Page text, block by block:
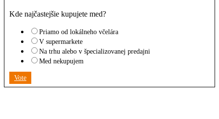
Kde najčastejšie kupujete med?
Priamo od lokálneho včelára
V supermarkete
Na trhu alebo v špecializovanej predajni
Med nekupujem
Vote